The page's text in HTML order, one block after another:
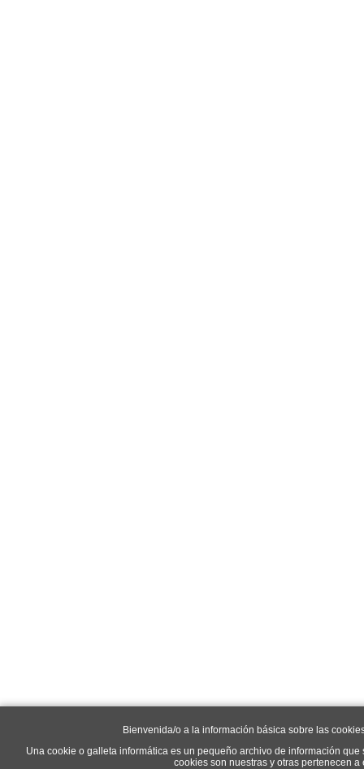
Bienvenida/o a la información básica sobre las
Una cookie o galleta informática es un pequeño archivo de información
cookies son nuestras y otras pertenecen